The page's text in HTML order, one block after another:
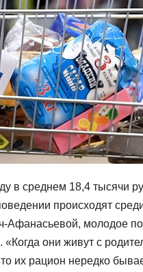
в среднем 18,4 тысячи
происходят
Афанасьевой, молодое
они живут с
их рацион нередко